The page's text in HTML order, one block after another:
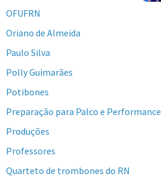
OFUFRN
Oriano de Almeida
Paulo Silva
Polly Guimarães
Potibones
Preparação para Palco e Performance
Produções
Professores
Quarteto de trombones do RN